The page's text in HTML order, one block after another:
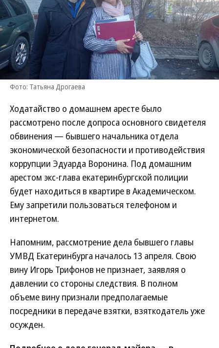
Фото: Татьяна Дрогаева
Ходатайство о домашнем аресте было
рассмотрено после допроса основного свидетеля
обвинения — бывшего начальника отдела
экономической безопасности и противодействия
коррупции Эдуарда Воронина. Под домашним
арестом экс-глава екатеринбургской полиции
будет находиться в квартире в Академическом.
Ему запретили пользоваться телефоном и
интернетом.
Напомним, рассмотрение дела бывшего главы
УМВД Екатеринбурга началось 13 апреля. Свою
вину Игорь Трифонов не признает, заявляя о
давлении со стороны следствия. В полном
объеме вину признали предполагаемые
посредники в передаче взятки, взяткодатель уже
осужден.